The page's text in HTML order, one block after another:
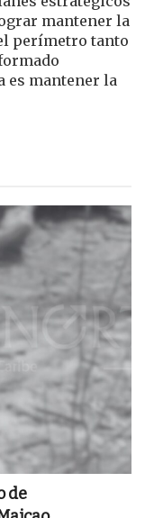
mantener la
perímetro tanto
es mantener la
de